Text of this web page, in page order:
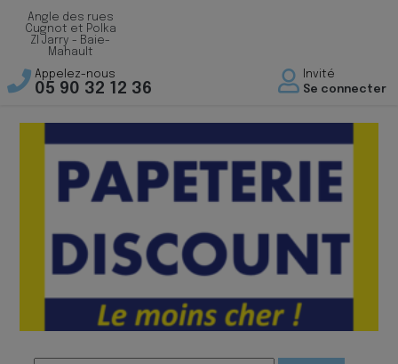
Angle des rues
Cugnot et Polka
ZI Jarry - Baie-
Mahault
Appelez-nous
05 90 32 12 36
Invité
Se connecter